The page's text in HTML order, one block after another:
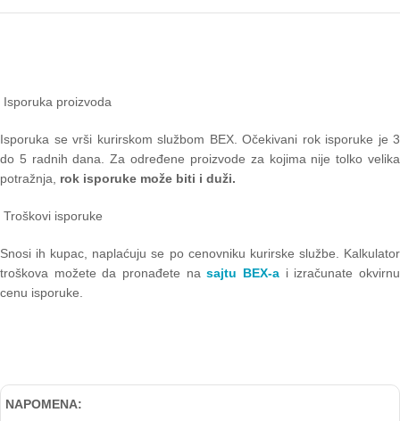
Isporuka proizvoda
Isporuka se vrši kurirskom službom BEX. Očekivani rok isporuke je 3
do 5 radnih dana. Za određene proizvode za kojima nije tolko velika
potražnja, rok isporuke može biti i duži.
Troškovi isporuke
Snosi ih kupac, naplaćuju se po cenovniku kurirske službe. Kalkulator
troškova možete da pronađete nasajtu BEX-a i izračunate okvirnu
cenu isporuke.
NAPOMENA: